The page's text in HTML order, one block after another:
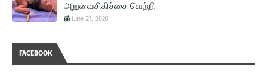
அறுவைசிகிச்சை வெற்றி
June 21, 2026
FACEBOOK